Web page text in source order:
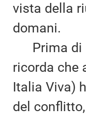
vista della
domani.
Prima di
ricorda che
Italia Viva)
del